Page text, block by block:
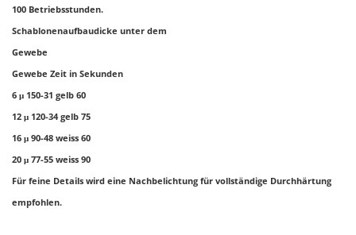
100 Betriebsstunden.
Schablonenaufbaudicke unter dem
Gewebe
Gewebe Zeit in Sekunden
6 μ 150-31 gelb 60
12 μ 120-34 gelb 75
16 μ 90-48 weiss 60
20 μ 77-55 weiss 90
Für feine Details wird eine Nachbelichtung für vollständige Durchhärtung
empfohlen.